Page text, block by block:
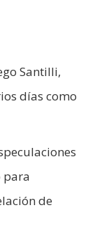
Santilli,
días como
para
de